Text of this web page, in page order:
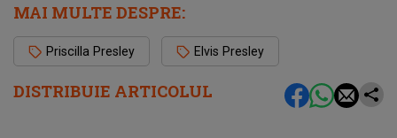
DISTRIBUIE ARTICOLUL
MAI MULTE DESPRE:
Priscilla Presley Elvis Presley